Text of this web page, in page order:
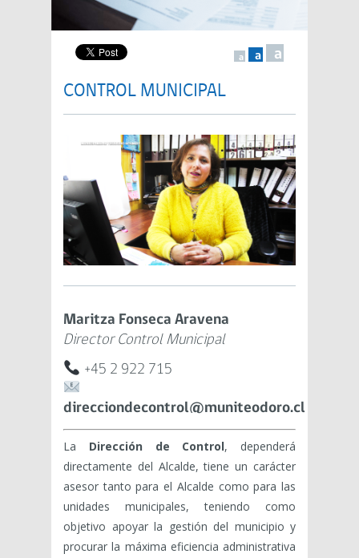
a a a
CONTROL MUNICIPAL
Maritza Fonseca Aravena
Director Control Municipal
+45 2 922 715
direcciondecontrol@muniteodoro.cl
La Dirección de Control, dependerá
directamente del Alcalde, tiene un carácter
asesor tanto para el Alcalde como para las
unidades municipales, teniendo como
objetivo apoyar la gestión del municipio y
procurar la máxima eficiencia administrativa